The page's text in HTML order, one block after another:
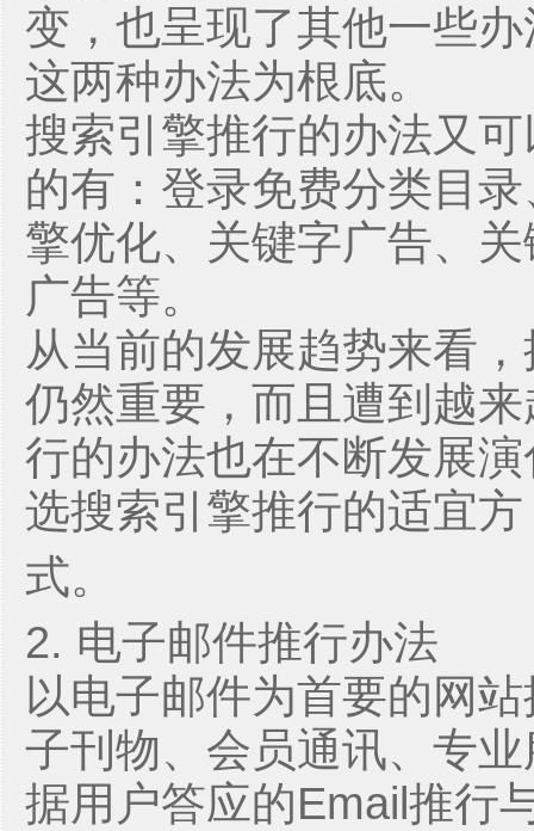
变，也呈现了其他一些
这两种办法为根底。
搜索引擎推行的办法又
的有：登录免费分类目
擎优化、关键字广告、
广告等。
从当前的发展趋势来看
仍然重要，而且遭到越
行的办法也在不断发展
选搜索引擎推行的适宜方
式。
2. 电子邮件推行办法
以电子邮件为首要的网
子刊物、会员通讯、专
据用户答应的Email推行